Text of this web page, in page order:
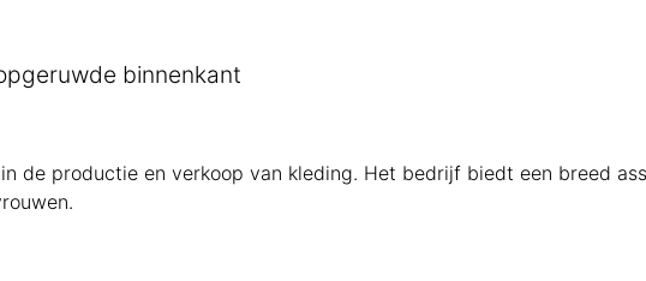
binnenkant
de productie en verkoop van kleding. Het bedrijf biedt een breed